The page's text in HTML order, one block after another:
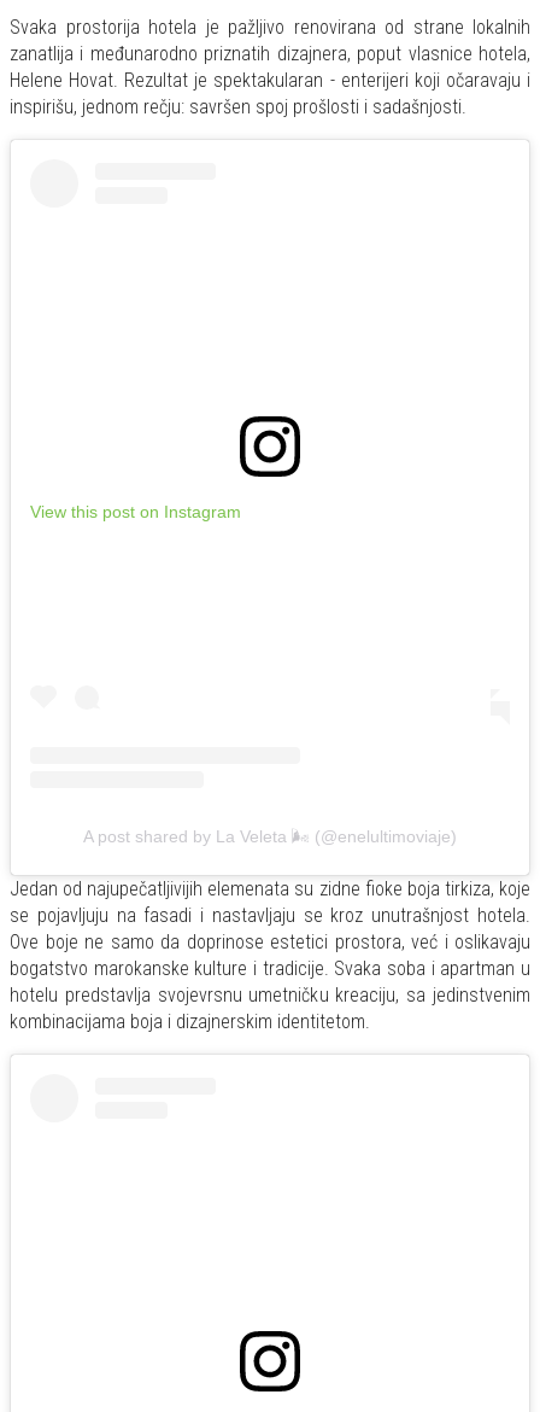
Svaka prostorija hotela je pažljivo renovirana od strane lokalnih
zanatlija i međunarodno priznatih dizajnera, poput vlasnice hotela,
Helene Hovat. Rezultat je spektakularan - enterijeri koji očaravaju i
inspirišu, jednom rečju: savršen spoj prošlosti i sadašnjosti.
View this post on Instagram
A post shared by La Veleta 🌬️ (@enelultimoviaje)
Jedan od najupečatljivijih elemenata su zidne fioke boja tirkiza, koje
se pojavljuju na fasadi i nastavljaju se kroz unutrašnjost hotela.
Ove boje ne samo da doprinose estetici prostora, već i oslikavaju
bogatstvo marokanske kulture i tradicije. Svaka soba i apartman u
hotelu predstavlja svojevrsnu umetničku kreaciju, sa jedinstvenim
kombinacijama boja i dizajnerskim identitetom.